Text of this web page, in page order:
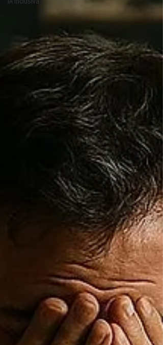
IA Inclusiva